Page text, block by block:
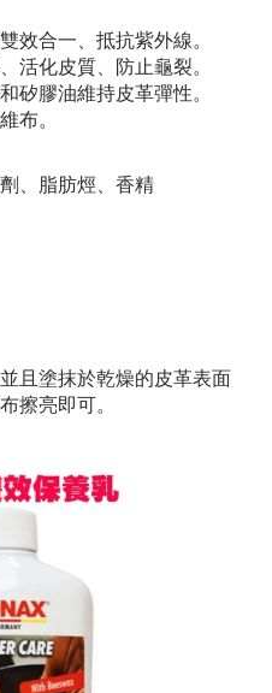
效合一、抵抗紫外線。
活化皮質、防止龜裂。
矽膠油維持皮革彈性。
布。
、脂肪烴、香精
且塗抹於乾燥的皮革表面
擦亮即可。